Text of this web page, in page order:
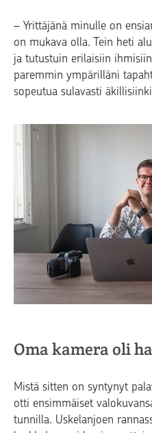
– Yrittäjänä minulle on
on mukava olla. Tein heti
ja tutustuin erilaisiin
paremmin ympärilläni
sopeutua sulavasti
Oma kamera oli
Mistä sitten on syntynyt
otti ensimmäiset
tunnilla. Uskelanjoen